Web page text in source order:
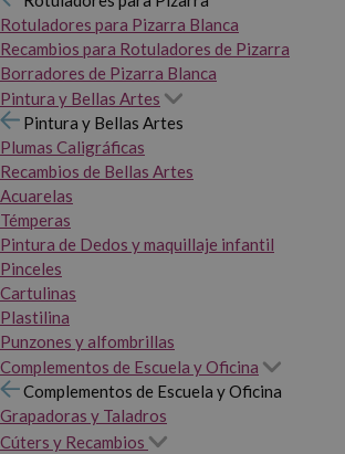
Rotuladores para Pizarra Blanca
Recambios para Rotuladores de Pizarra
Borradores de Pizarra Blanca
Pintura y Bellas Artes
Pintura y Bellas Artes
Plumas Caligráficas
Recambios de Bellas Artes
Acuarelas
Témperas
Pintura de Dedos y maquillaje infantil
Pinceles
Cartulinas
Plastilina
Punzones y alfombrillas
Complementos de Escuela y Oficina
Complementos de Escuela y Oficina
Grapadoras y Taladros
Cúters y Recambios